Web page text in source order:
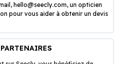
hello@seecly.com, un opticien
pour vous aider à obtenir un devis